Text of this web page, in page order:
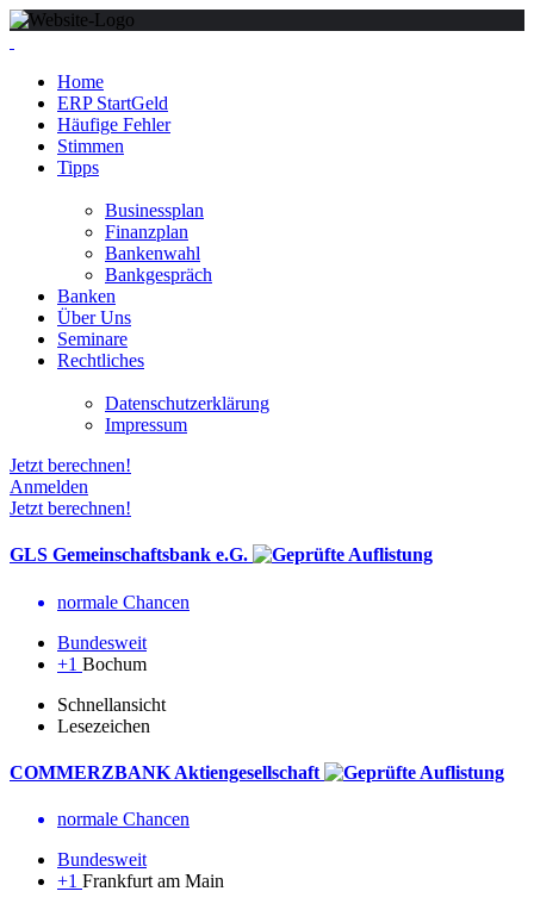
Home
ERP StartGeld
Häufige Fehler
Stimmen
Tipps
Businessplan
Finanzplan
Bankenwahl
Bankgespräch
Banken
Über Uns
Seminare
Rechtliches
Datenschutzerklärung
Impressum
Jetzt berechnen!
Anmelden
Jetzt berechnen!
GLS Gemeinschaftsbank e.G.
normale Chancen
Bundesweit
+1 Bochum
Schnellansicht
Lesezeichen
COMMERZBANK Aktiengesellschaft
normale Chancen
Bundesweit
+1 Frankfurt am Main